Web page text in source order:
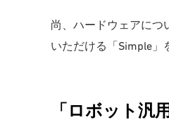
尚、ハードウェアにつ
いただける「Simple」
「ロボット汎